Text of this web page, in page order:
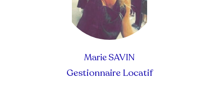
Marie SAVIN
Gestionnaire Locatif